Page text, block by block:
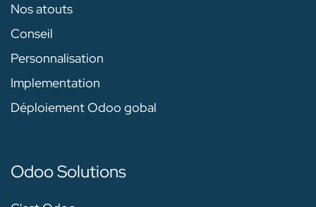
Nos atouts
Conseil
Personnalisation
Implementation
Déploiement Odoo gobal
Odoo Solutions